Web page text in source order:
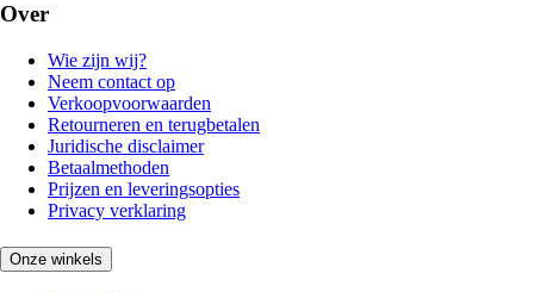
Over
Wie zijn wij?
Neem contact op
Verkoopvoorwaarden
Retourneren en terugbetalen
Juridische disclaimer
Betaalmethoden
Prijzen en leveringsopties
Privacy verklaring
Onze winkels